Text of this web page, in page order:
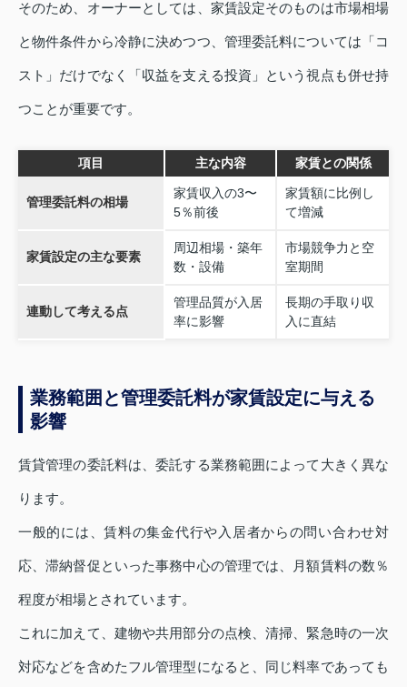
そのため、オーナーとしては、家賃設定そのものは市場相場
と物件条件から冷静に決めつつ、管理委託料については「コ
スト」だけでなく「収益を支える投資」という視点も併せ持
つことが重要です。
項目 主な内容 家賃との関係
管理委託料の相場
家賃収入の3〜
5％前後
家賃額に比例し
て増減
家賃設定の主な要素
周辺相場・築年
数・設備
市場競争力と空
室期間
連動して考える点
管理品質が入居
率に影響
長期の手取り収
入に直結
業務範囲と管理委託料が家賃設定に与える
影響
賃貸管理の委託料は、委託する業務範囲によって大きく異な
ります。
一般的には、賃料の集金代行や入居者からの問い合わせ対
応、滞納督促といった事務中心の管理では、月額賃料の数％
程度が相場とされています。
これに加えて、建物や共用部分の点検、清掃、緊急時の一次
対応などを含めたフル管理型になると、同じ料率であっても